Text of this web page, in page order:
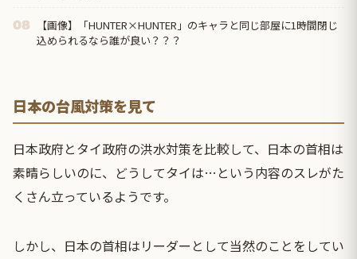
08
【画像】「HUNTER×HUNTER」のキャラと同じ部屋に1時間閉じ
込められるなら誰が良い？？？
日本の台風対策を見て
日本政府とタイ政府の洪水対策を比較して、日本の首相は
素晴らしいのに、どうしてタイは…という内容のスレがた
くさん立っているようです。
しかし、日本の首相はリーダーとして当然のことをしてい